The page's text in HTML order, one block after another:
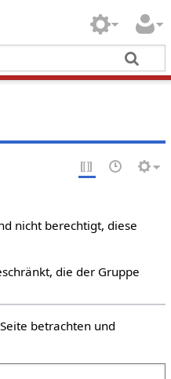
nicht berechtigt, diese
die der Gruppe
betrachten und